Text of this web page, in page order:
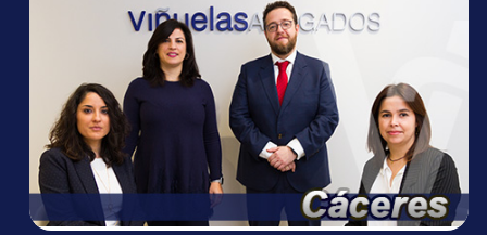
Dónde
Estamos
Contacte
con Nosotros
Noticias y
Actualidad